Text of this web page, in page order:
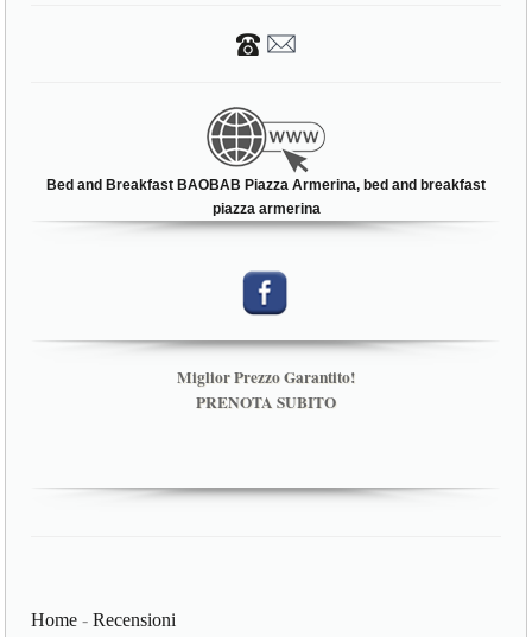
Bed and Breakfast BAOBAB Piazza Armerina, bed and breakfast
piazza armerina
Miglior Prezzo Garantito!
PRENOTA SUBITO
Home -Recensioni